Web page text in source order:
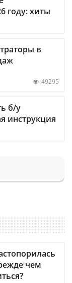
году: хиты
в
49295
б/у
инструкция
чем